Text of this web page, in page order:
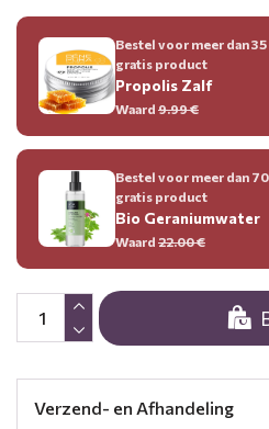
Bestel voor meer dan
gratis product
Propolis Zalf
Waard 9.99€
Bestel voor meer dan
gratis product
Bio Geraniumwater
Waard 22.00€
Verzend- en Afhandeling